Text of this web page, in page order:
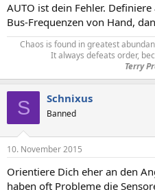
AUTO ist dein Fehler.
Bus-Frequenzen von Hand,
Chaos is found in greatest
It always defeats order,
Terry
S Schnixus
Banned
10. November 2015
Orientiere Dich eher an den
haben oft Probleme die